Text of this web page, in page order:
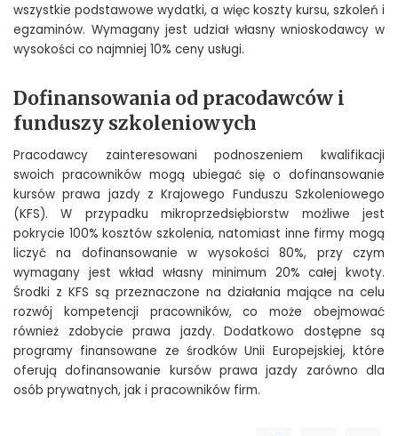
wszystkie podstawowe wydatki, a więc koszty kursu, szkoleń i
egzaminów. Wymagany jest udział własny wnioskodawcy w
wysokości co najmniej 10% ceny usługi.
Dofinansowania od pracodawców i
funduszy szkoleniowych
Pracodawcy zainteresowani podnoszeniem kwalifikacji
swoich pracowników mogą ubiegać się o dofinansowanie
kursów prawa jazdy z Krajowego Funduszu Szkoleniowego
(KFS). W przypadku mikroprzedsiębiorstw możliwe jest
pokrycie 100% kosztów szkolenia, natomiast inne firmy mogą
liczyć na dofinansowanie w wysokości 80%, przy czym
wymagany jest wkład własny minimum 20% całej kwoty.
Środki z KFS są przeznaczone na działania mające na celu
rozwój kompetencji pracowników, co może obejmować
również zdobycie prawa jazdy. Dodatkowo dostępne są
programy finansowane ze środków Unii Europejskiej, które
oferują dofinansowanie kursów prawa jazdy zarówno dla
osób prywatnych, jak i pracowników firm.